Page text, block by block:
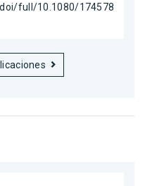
full/10.1080/174578